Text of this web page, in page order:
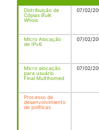
Distribuição de
Cópias Bulk
Whois
07/02/
Micro Alocação
de IPv6
07/02/
Micro alocação
para usuário
Final Multihomed
07/02/
Processo de
desenvolvimiento
de políticas